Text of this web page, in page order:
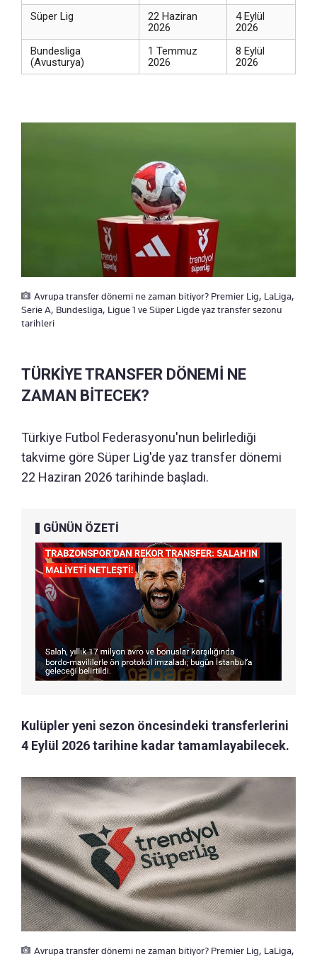
Süper Lig
22 Haziran
2026
4 Eylül
2026
Bundesliga
(Avusturya)
1 Temmuz
2026
8 Eylül
2026
Avrupa transfer dönemi ne zaman bitiyor? Premier Lig, LaLiga,
Serie A, Bundesliga, Ligue 1 ve Süper Ligde yaz transfer sezonu
tarihleri
TÜRKİYE TRANSFER DÖNEMİ NE
ZAMAN BİTECEK?
Türkiye Futbol Federasyonu'nun belirlediği
takvime göre Süper Lig'de yaz transfer dönemi
22 Haziran 2026 tarihinde başladı.
GÜNÜN ÖZETİ
Kulüpler yeni sezon öncesindeki transferlerini
4 Eylül 2026 tarihine kadar tamamlayabilecek.
Avrupa transfer dönemi ne zaman bitiyor? Premier Lig, LaLiga,